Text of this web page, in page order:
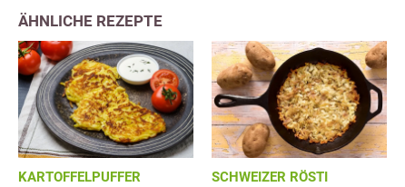
ÄHNLICHE REZEPTE
KARTOFFELPUFFER
SCHWEIZER RÖSTI